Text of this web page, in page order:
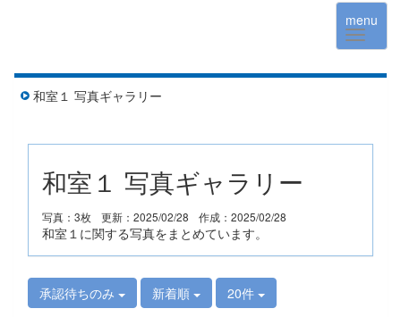
menu
和室１ 写真ギャラリー
和室１ 写真ギャラリー
写真：3枚 更新：2025/02/28 作成：2025/02/28
和室１に関する写真をまとめています。
承認待ちのみ 新着順 20件